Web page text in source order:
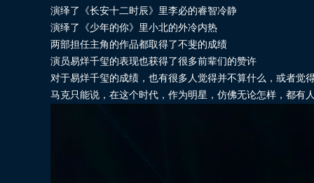
演绎了《长安十二时辰》里李必的睿智冷静
演绎了《少年的你》里小北的外冷内热
两部担任主角的作品都取得了不斐的成绩
演员易烊千玺的表现也获得了很多前辈们的赞许
对于易烊千玺的成绩，也有很多人觉得并不算什么，或者觉
马克只能说，在这个时代，作为明星，仿佛无论怎样，都有